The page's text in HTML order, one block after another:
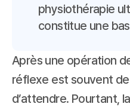
physiothérapie
constitue une
Après une opération
réflexe est souvent
d’attendre. Pourtant,